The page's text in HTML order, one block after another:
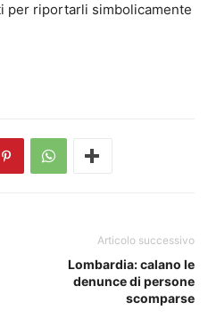
per riportarli simbolicamente
Articolo successivo
Lombardia: calano le
denunce di persone
scomparse